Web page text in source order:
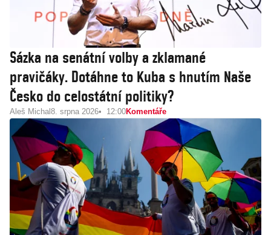
Sázka na senátní volby a zklamané
pravičáky. Dotáhne to Kuba s hnutím Naše
Česko do celostátní politiky?
Aleš Michal 8. srpna 2026 12:00Komentáře